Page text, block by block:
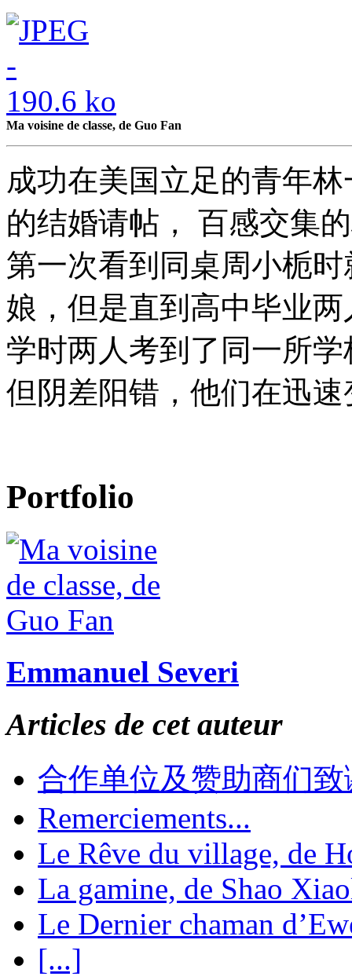
Ma voisine de classe, de Guo Fan
成功在美国立足的青年
的结婚请帖， 百感交集
第一次看到同桌周小栀
娘，但是直到高中毕业
学时两人考到了同一所
但阴差阳错，他们在迅
Portfolio
Emmanuel Severi
Articles de cet auteur
合作单位及赞助商们致
Remerciements...
Le Rêve du village, de
La gamine, de Shao
Le Dernier chaman
[...]